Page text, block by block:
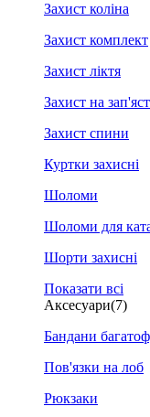
Захист коліна
Захист комплект
Захист ліктя
Захист на
Захист спини
Куртки захисні
Шоломи
Шоломи для
Шорти захисні
Показати всі
Аксесуари(7)
Бандани
Пов'язки на лоб
Рюкзаки